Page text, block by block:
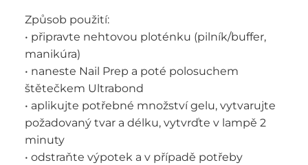
Způsob použití:
• připravte nehtovou ploténku (pilník/buffer,
manikúra)
• naneste Nail Prep a poté polosuchem
štětečkem Ultrabond
• aplikujte potřebné množství gelu, vytvarujte
požadovaný tvar a délku, vytvrďte v lampě 2
minuty
• odstraňte výpotek a v případě potřeby